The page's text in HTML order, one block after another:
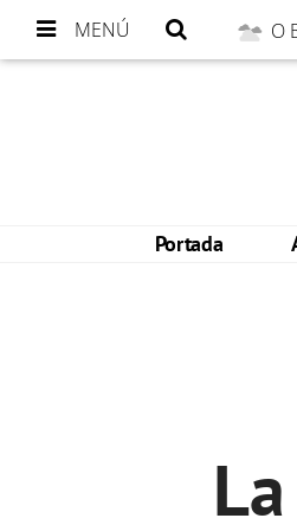
MENÚ O
Portada